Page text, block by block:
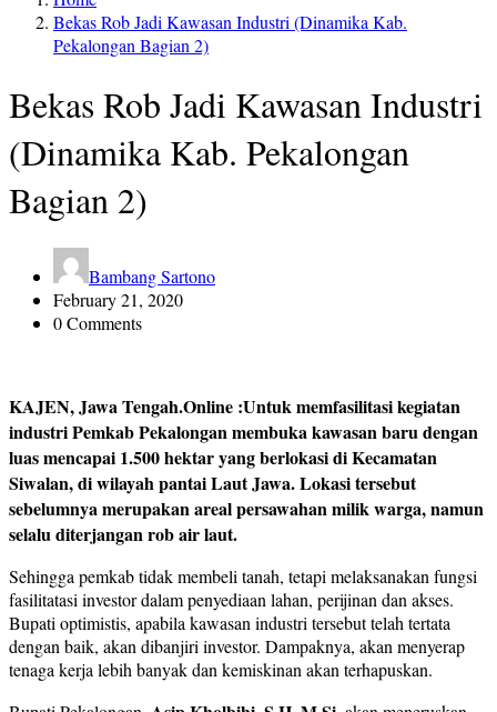
Bekas Rob Jadi Kawasan Industri (Dinamika Kab.
Pekalongan Bagian 2)
Bekas Rob Jadi Kawasan Industri
(Dinamika Kab. Pekalongan
Bagian 2)
Bambang Sartono
February 21, 2020
0 Comments
KAJEN, Jawa Tengah.Online :Untuk memfasilitasi kegiatan
industri Pemkab Pekalongan membuka kawasan baru dengan
luas mencapai 1.500 hektar yang berlokasi di Kecamatan
Siwalan, di wilayah pantai Laut Jawa. Lokasi tersebut
sebelumnya merupakan areal persawahan milik warga, namun
selalu diterjangan rob air laut.
Sehingga pemkab tidak membeli tanah, tetapi melaksanakan fungsi
fasilitatasi investor dalam penyediaan lahan, perijinan dan akses.
Bupati optimistis, apabila kawasan industri tersebut telah tertata
dengan baik, akan dibanjiri investor. Dampaknya, akan menyerap
tenaga kerja lebih banyak dan kemiskinan akan terhapuskan.